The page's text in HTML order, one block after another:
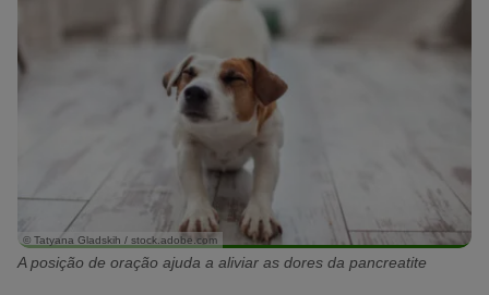
© Tatyana Gladskih / stock.adobe.com
A posição de oração ajuda a aliviar as dores da pancreatite